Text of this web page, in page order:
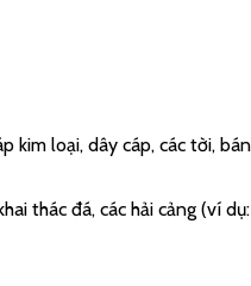
loại, dây cáp, các tời,
thác đá, các hải cảng (ví